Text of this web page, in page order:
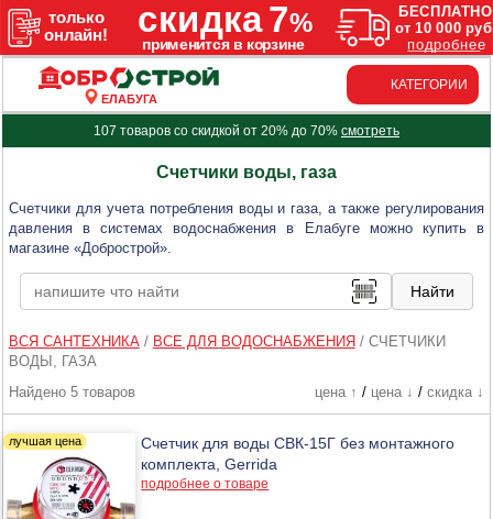
ЕЛАБУГА
КАТЕГОРИИ
107 товаров со скидкой от 20% до 70% смотреть
Счетчики воды, газа
Счетчики для учета потребления воды и газа, а также регулирования
давления в системах водоснабжения в Елабуге можно купить в
магазине «Добрострой».
ВСЯ САНТЕХНИКА/ ВСЕ ДЛЯ ВОДОСНАБЖЕНИЯ / СЧЕТЧИКИ
ВОДЫ, ГАЗА
Найдено 5 товаров
цена ↑ / цена ↓ / скидка ↓
Счетчик для воды СВК-15Г без монтажного
комплекта, Gerrida
подробнее о товаре